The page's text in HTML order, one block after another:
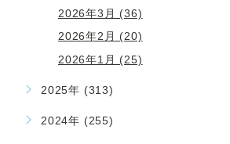
2026年3月 (36)
2026年2月 (20)
2026年1月 (25)
2025年 (313)
2024年 (255)